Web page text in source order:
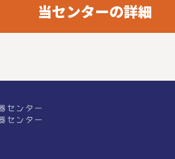
当センターの詳細